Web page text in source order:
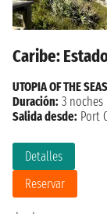
Caribe:
Detalles
Reservar
UTOPIA OF THE SEAS
Duración: 3 noches
Salida desde: Port